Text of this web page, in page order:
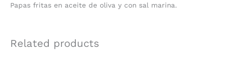
Papas fritas en aceite de oliva y con sal marina.
Related products